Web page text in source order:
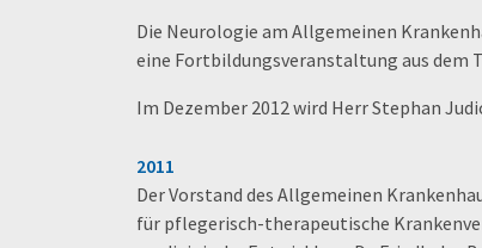
Die Neurologie am Allgemeinen
eine Fortbildungsveranstaltung aus dem
Im Dezember 2012 wird Herr Stephan
2011
Der Vorstand des Allgemeinen
für pflegerisch-therapeutische